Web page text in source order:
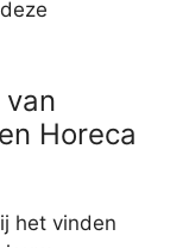
Horeca
het vinden